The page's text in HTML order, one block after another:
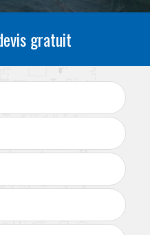
gratuit